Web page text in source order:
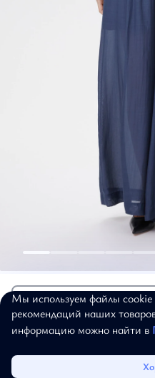
Брюки
"Лунный сапфир"
Артикул:
Таблица размеров Избранное
Мы используем файлы
рекомендаций наших
информацию можно найти в